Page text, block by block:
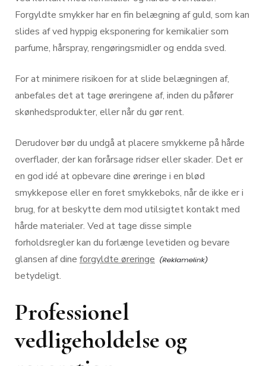
Forgyldte smykker har en fin belægning af guld, som kan
slides af ved hyppig eksponering for kemikalier som
parfume, hårspray, rengøringsmidler og endda sved.
For at minimere risikoen for at slide belægningen af,
anbefales det at tage øreringene af, inden du påfører
skønhedsprodukter, eller når du gør rent.
Derudover bør du undgå at placere smykkerne på hårde
overflader, der kan forårsage ridser eller skader. Det er
en god idé at opbevare dine øreringe i en blød
smykkepose eller en foret smykkeboks, når de ikke er i
brug, for at beskytte dem mod utilsigtet kontakt med
hårde materialer. Ved at tage disse simple
forholdsregler kan du forlænge levetiden og bevare
glansen af dine forgyldte øreringe
betydeligt.
Professionel
vedligeholdelse og